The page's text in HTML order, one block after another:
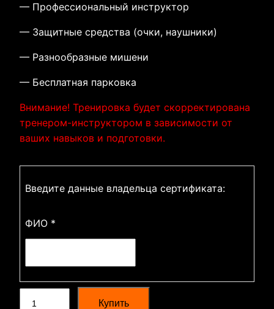
— Профессиональный инструктор
— Защитные средства (очки, наушники)
— Разнообразные мишени
— Бесплатная парковка
Внимание! Тренировка будет скорректирована
тренером-инструктором в зависимости от
ваших навыков и подготовки.
Введите данные владельца сертификата:
ФИО *
Купить